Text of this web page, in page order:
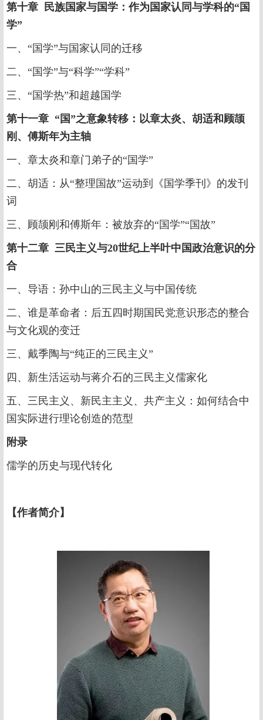
第十章 民族国家与国学：作为国家认同与学科的“国
学”
一、“国学”与国家认同的迁移
二、“国学”与“科学”“学科”
三、“国学热”和超越国学
第十一章 “国”之意象转移：以章太炎、胡适和顾颉
刚、傅斯年为主轴
一、章太炎和章门弟子的“国学”
二、胡适：从“整理国故”运动到《国学季刊》的发刊
词
三、顾颉刚和傅斯年：被放弃的“国学”“国故”
第十二章 三民主义与20世纪上半叶中国政治意识的分
合
一、导语：孙中山的三民主义与中国传统
二、谁是革命者：后五四时期国民党意识形态的整合
与文化观的变迁
三、戴季陶与“纯正的三民主义”
四、新生活运动与蒋介石的三民主义儒家化
五、三民主义、新民主主义、共产主义：如何结合中
国实际进行理论创造的范型
附录
儒学的历史与现代转化
【作者简介】